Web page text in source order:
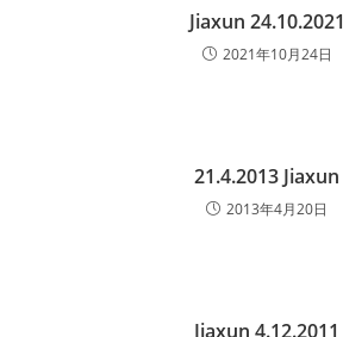
Jiaxun 24.10.2021
2021年10月24日
21.4.2013 Jiaxun
2013年4月20日
Jiaxun 4.12.2011